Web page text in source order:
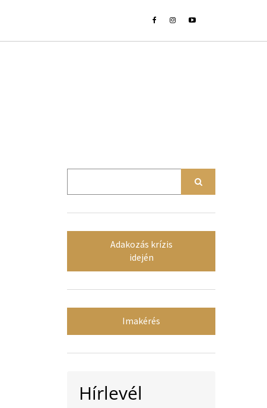
Adakozás krízis
idején
Imakérés
Hírlevél